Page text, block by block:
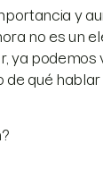
y
no es un
ya
qué